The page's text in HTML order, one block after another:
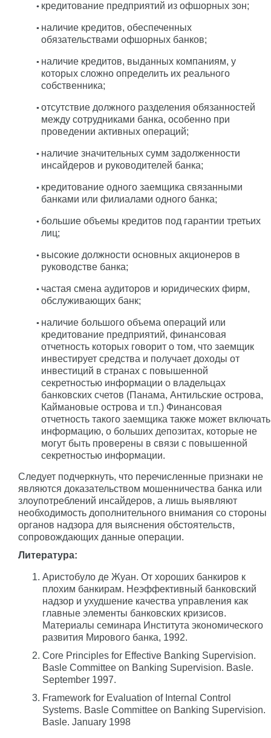
кредитование предприятий из офшорных зон;
наличие кредитов, обеспеченных
обязательствами офшорных банков;
наличие кредитов, выданных компаниям, у
которых сложно определить их реального
собственника;
отсутствие должного разделения обязанностей
между сотрудниками банка, особенно при
проведении активных операций;
наличие значительных сумм задолженности
инсайдеров и руководителей банка;
кредитование одного заемщика связанными
банками или филиалами одного банка;
большие объемы кредитов под гарантии третьих
лиц;
высокие должности основных акционеров в
руководстве банка;
частая смена аудиторов и юридических фирм,
обслуживающих банк;
наличие большого объема операций или
кредитование предприятий, финансовая
отчетность которых говорит о том, что заемщик
инвестирует средства и получает доходы от
инвестиций в странах с повышенной
секретностью информации о владельцах
банковских счетов (Панама, Антильские острова,
Каймановые острова и т.п.) Финансовая
отчетность такого заемщика также может включать
информацию, о больших депозитах, которые не
могут быть проверены в связи с повышенной
секретностью информации.
Следует подчеркнуть, что перечисленные признаки не
являются доказательством мошенничества банка или
злоупотреблений инсайдеров, а лишь выявляют
необходимость дополнительного внимания со стороны
органов надзора для выяснения обстоятельств,
сопровождающих данные операции.
Литература:
Аристобуло де Жуан. От хороших банкиров к
плохим банкирам. Неэффективный банковский
надзор и ухудшение качества управления как
главные элементы банковских кризисов.
Материалы семинара Института экономического
развития Мирового банка, 1992.
Core Principles for Effective Banking Supervision.
Basle Committee on Banking Supervision. Basle.
September 1997.
Framework for Evaluation of Internal Control
Systems. Basle Committee on Banking Supervision.
Basle. January 1998